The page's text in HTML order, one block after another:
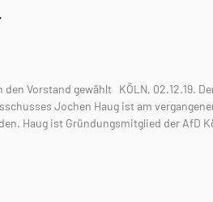
Vorstand gewählt KÖLN, 02.12.19.
Jochen Haug ist am
Haug ist Gründungsmitglied der AfD